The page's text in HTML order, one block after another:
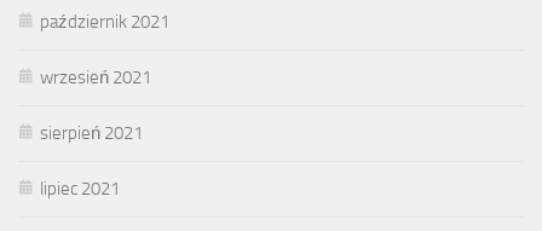
październik 2021
wrzesień 2021
sierpień 2021
lipiec 2021